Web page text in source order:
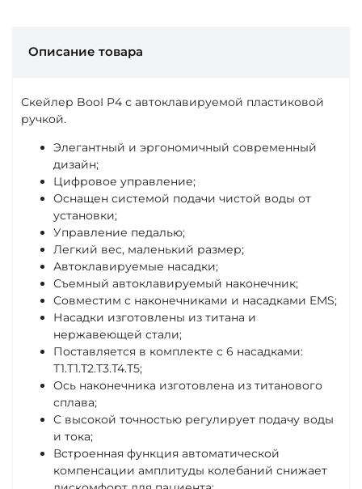
Описание товара
Скейлер BooI P4 с автоклавируемой пластиковой
ручкой.
Элегантный и эргономичный современный
дизайн;
Цифровое управление;
Оснащен системой подачи чистой воды от
установки;
Управление педалью;
Легкий вес, маленький размер;
Автоклавируемые насадки;
Съемный автоклавируемый наконечник;
Совместим с наконечниками и насадками EMS;
Насадки изготовлены из титана и
нержавеющей стали;
Поставляется в комплекте с 6 насадками:
Т1.Т1.Т2.Т3.Т4.Т5;
Ось наконечника изготовлена из титанового
сплава;
C высокой точностью регулирует подачу воды
и тока;
Встроенная функция автоматической
компенсации амплитуды колебаний снижает